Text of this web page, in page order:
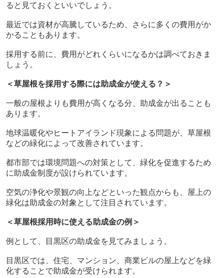
ると見ておくといいでしょう。
最近では資材が高騰しているため、さらに多くの費用がか
かることもあります。
採用する前に、費用がどれくらいになるかは調べておきま
しょう。
＜草屋根を採用する際には助成金が使える？＞
一般の屋根よりも費用が高くなる分、助成金が出ることも
あります。
地球温暖化やヒートアイランド現象による問題が、草屋根
などの緑化によって改善されています。
都市部では環境問題への対策として、緑化を促進するため
に助成金制度が設けられています。
空気の浄化や景観の向上などといった観点からも、屋上の
緑化は助成金の対象として注目されています。
＜草屋根採用時に使える助成金の例＞
例として、目黒区の助成金を見てみましょう。
目黒区では、住宅、マンション、商業ビルの屋上などを緑
化することで助成金が受けられます。